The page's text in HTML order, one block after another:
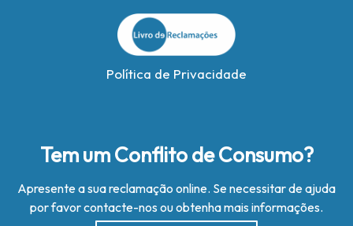
Política de Privacidade
Tem um Conflito de Consumo?
Apresente a sua reclamação online. Se necessitar de ajuda
por favor contacte-nos ou obtenha mais informações.